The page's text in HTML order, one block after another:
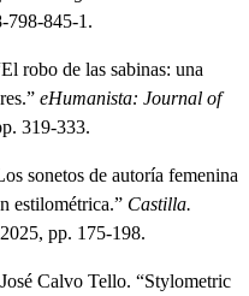
798-845-1.
robo de las sabinas: una
eHumanista: Journal of
319-333.
sonetos de autoría femenina
estilométrica.” Castilla.
pp. 175-198.
Calvo Tello. “Stylometric